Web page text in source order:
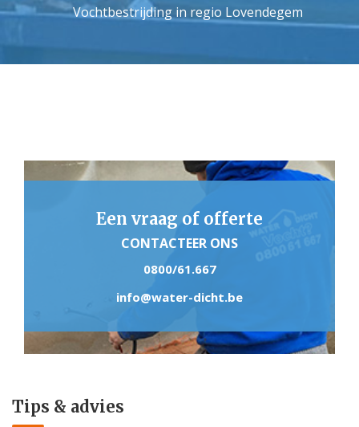
Vochtbestrijding in regio Lovendegem
Een vraag of offerte
CONTACTEER ONS
0800/61.667
info@water-dicht.be
Tips & advies